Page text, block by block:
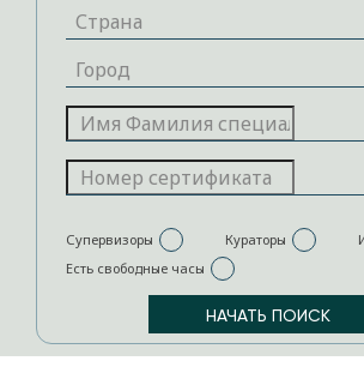
Супервизоры Кураторы
Есть свободные часы